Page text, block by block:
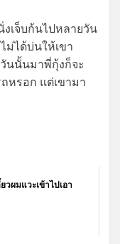
งเจ็บก้นไปหลายวัน
ม่ได้บ่นให้เขา
นนั้นมาพี่กุ้งก็จะ
หรอก แต่เขามา
ยวผมแวะเข้าไปเอา